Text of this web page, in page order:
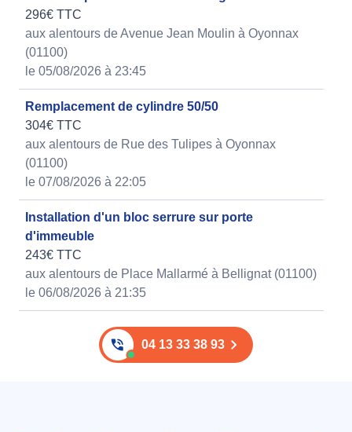
296€ TTC
aux alentours de Avenue Jean Moulin à Oyonnax
(01100)
le 05/08/2026 à 23:45
Remplacement de cylindre 50/50
304€ TTC
aux alentours de Rue des Tulipes à Oyonnax
(01100)
le 07/08/2026 à 22:05
Installation d'un bloc serrure sur porte
d'immeuble
243€ TTC
aux alentours de Place Mallarmé à Bellignat (01100)
le 06/08/2026 à 21:35
04 13 33 38 93